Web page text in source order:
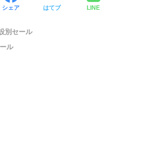
シェア はてブ LINE
別セール
ル